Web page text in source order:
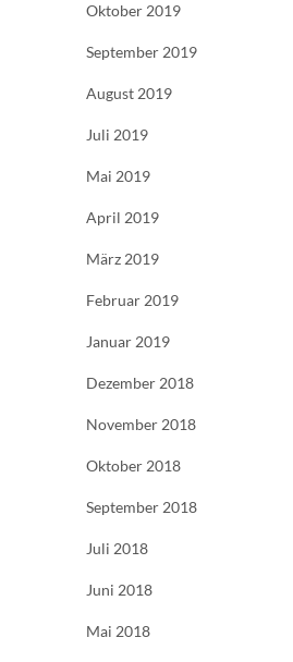
Oktober 2019
September 2019
August 2019
Juli 2019
Mai 2019
April 2019
März 2019
Februar 2019
Januar 2019
Dezember 2018
November 2018
Oktober 2018
September 2018
Juli 2018
Juni 2018
Mai 2018